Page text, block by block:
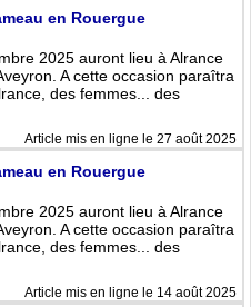
en Rouergue
2025 auront lieu à Alrance
A cette occasion paraîtra
des femmes... des
Article mis en ligne le 27 août 2025
en Rouergue
2025 auront lieu à Alrance
A cette occasion paraîtra
des femmes... des
Article mis en ligne le 14 août 2025